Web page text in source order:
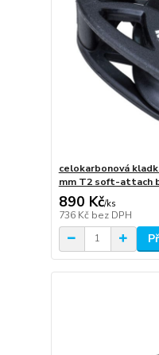
celokarbonová
mm T2 soft-attach
890 Kč/ks
736 Kč bez DPH